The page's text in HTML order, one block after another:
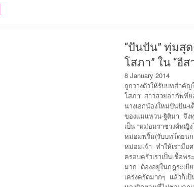
“ปันปัน” ทุ่มสุ
โสภา” ใน “อีส
8 January 2014
ถูกวางตัวให้รับบทสำคั
โสภา” สาวสวยอาภัพที่
นางเอกน้องใหม่ปันปัน
ของแม่แหวน-ฐิติมา จึง
เป็น “หม่อมราชวงศ์หญิ
หม่อมพริ้ม(รับบทโดยน
หม่อมเจ้า ทำให้เรามีย
ครอบครัวเราเป็นเชื้อพ
มาก ต้องอยู่ในกฎระเบี
เคร่งครัดมากๆ แล้วก็